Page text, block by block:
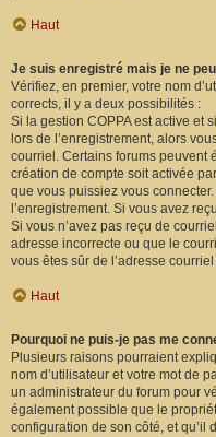
Haut
Je suis enregistré mais je ne
Vérifiez, en premier, votre nom
corrects, il y a deux possibilités :
Si la gestion COPPA est active et
lors de l’enregistrement, alors
courriel. Certains forums peuvent
création de compte soit activée
que vous puissiez vous
l’enregistrement. Si vous avez
Si vous n’avez pas reçu de
adresse incorrecte ou que le
vous êtes sûr de l’adresse
Haut
Pourquoi ne puis-je pas me
Plusieurs raisons pourraient
nom d’utilisateur et votre mot de
un administrateur du forum pour
également possible que le
configuration de son côté, et qu’il